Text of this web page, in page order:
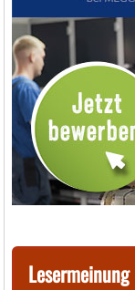
Lesermeinung